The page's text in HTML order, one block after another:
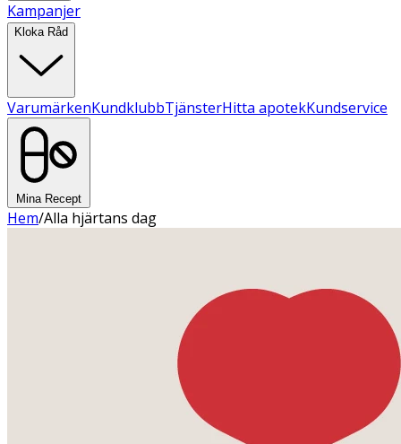
Kampanjer
Kloka Råd
VarumärkenKundklubbTjänsterHitta apotekKundservice
Mina Recept
Hem/Alla hjärtans dag